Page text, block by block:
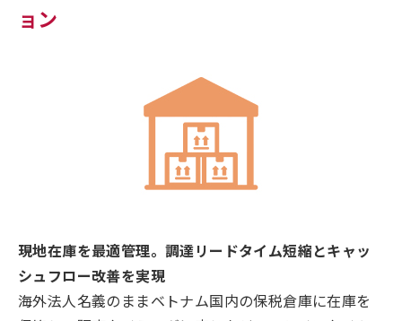
ョン
現地在庫を最適管理。調達リードタイム短縮とキャッ
シュフロー改善を実現
海外法人名義のままベトナム国内の保税倉庫に在庫を